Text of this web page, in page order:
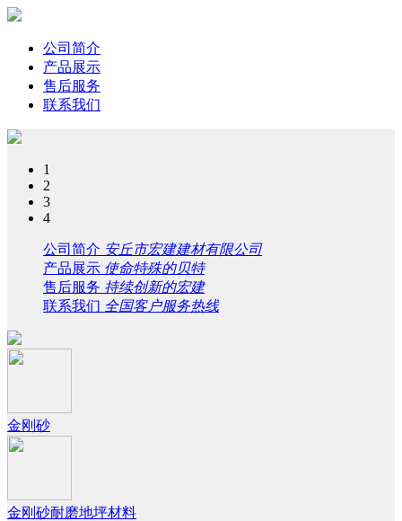
公司简介
产品展示
售后服务
联系我们
1
2
3
4
公司简介 安丘市宏建建材有限公司
产品展示 使命特殊的贝特
售后服务 持续创新的宏建
联系我们 全国客户服务热线
金刚砂
金刚砂耐磨地坪材料